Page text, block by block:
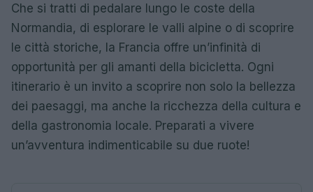
Che si tratti di pedalare lungo le coste della
Normandia, di esplorare le valli alpine o di scoprire
le città storiche, la Francia offre un’infinità di
opportunità per gli amanti della bicicletta. Ogni
itinerario è un invito a scoprire non solo la bellezza
dei paesaggi, ma anche la ricchezza della cultura e
della gastronomia locale. Preparati a vivere
un’avventura indimenticabile su due ruote!